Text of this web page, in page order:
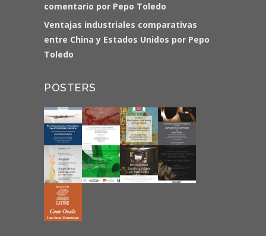
comentario por Pepo Toledo
Ventajas industriales comparativas
entre China y Estados Unidos por Pepo
Toledo
POSTERS